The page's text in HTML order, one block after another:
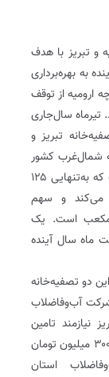
و تبریز با هدف
به بهره‌برداری
ارومیه از توقف
سال‌جاری
تبریز و
شمال‌غرب کشور
که تا به حال احداث شده تصفیه خانه تبریز است که به‌تنهایی ۱۲۵
می‌کند و سهم
۵۳ میلیون متر‌مکعب است. یک
ماه سال آینده
دو تصفیه‌خانه
آب‌و‌فاضلاب
نیازمند تامین
اعتبار حداقل ۷۰ میلیارد تومانی است. ۹ میلیارد و ۳۰۰ میلیون تومان
استان